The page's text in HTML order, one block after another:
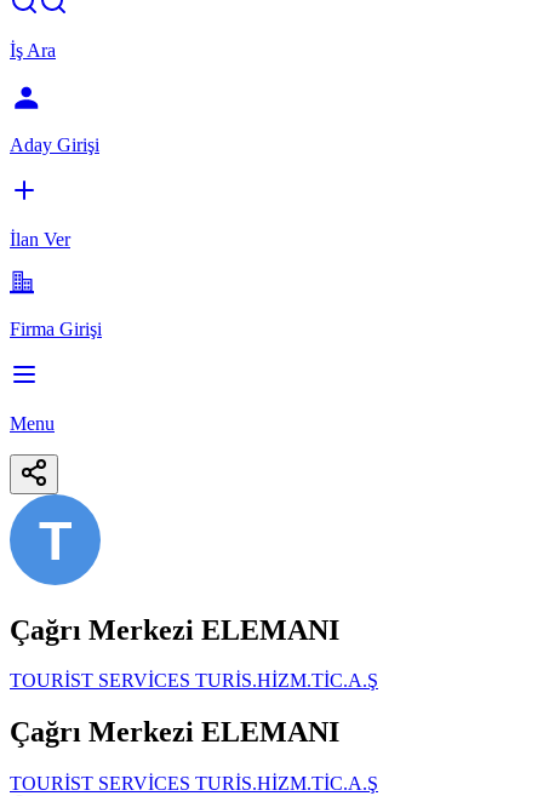
İş Ara
Aday Girişi
İlan Ver
Firma Girişi
Menu
T
Çağrı Merkezi ELEMANI
TOURİST SERVİCES TURİS.HİZM.TİC.A.Ş
Çağrı Merkezi ELEMANI
TOURİST SERVİCES TURİS.HİZM.TİC.A.Ş